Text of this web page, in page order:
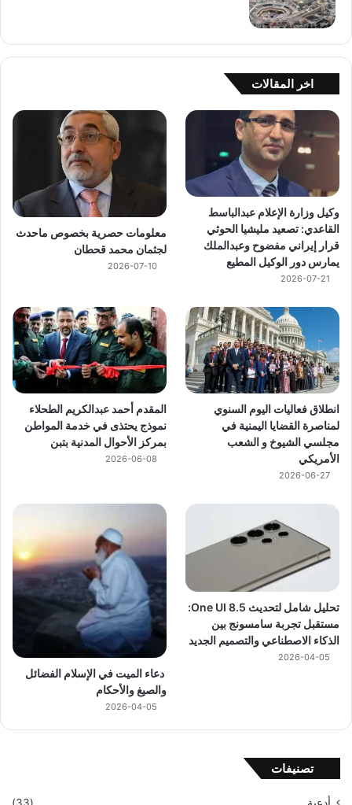
اخر المقالات
وكيل وزارة الإعلام عبدالباسط
القاعدي: تصعيد مليشيا الحوثي
قرار إيراني مفضوح وعبدالملك
يمارس دور الوكيل المطيع
2026-07-21
معلومات حصرية بخصوص ماحدث
لجثمان محمد قحطان
2026-07-10
انطلاق فعاليات اليوم السنوي
لمناصرة القضايا اليمنية في
مجلسي الشيوخ و الشعب
الأمريكي
2026-06-27
المقدم أحمد عبدالكريم الطحلاء
نموذج يحتذى في خدمة المواطن
بمركز الأحوال المدنية بتبن
2026-06-08
تحليل شامل لتحديث One UI 8.5:
مستقبل تجربة سامسونج بين
الذكاء الاصطناعي والتصميم الجديد
2026-04-05
دعاء الميت في الإسلام الفضائل
والصيغ والأحكام
2026-04-05
تصنيفات